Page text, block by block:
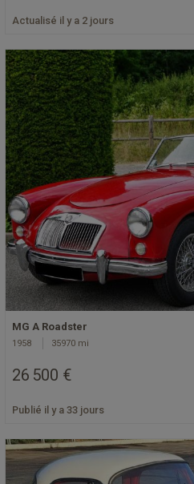
Actualisé il y a 2 jours
MG A Roadster
1958 35970 mi
26 500 €
Publié il y a 33 jours